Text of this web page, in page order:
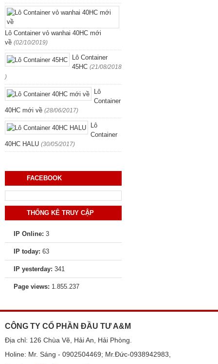
Lô Container vỏ wanhai 40HC mới
về (02/10/2019)
Lô Container
45HC (21/08/2018
)
Lô
Container
40HC mới về (28/06/2017)
Lô
Container
40HC HALU (30/05/2017)
FACEBOOK
THỐNG KÊ TRUY CẬP
IP Online: 3
IP today: 63
IP yesterday: 341
Page views: 1.855.237
CÔNG TY CỔ PHẦN ĐẦU TƯ A&M
Địa chỉ: 126 Chùa Vẽ, Hải An, Hải Phòng.
Holine: Mr. Sáng - 0902504469; Mr.Đức-0938942983,